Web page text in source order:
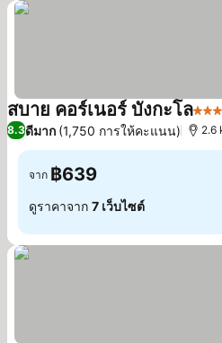
สบาย คอร์เนอร์ บังกะโล3 ดาว
8.3ดีมาก (1,750 การให้คะแนน) 2.6
จาก ฿639
ดูราคาจาก 7 เว็บไซต์